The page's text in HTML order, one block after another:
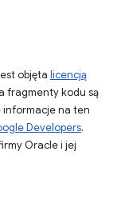
objęta licencją
fragmenty kodu są
informacje na ten
Developers.
Oracle i jej